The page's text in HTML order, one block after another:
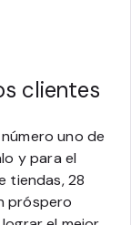
clientes
uno de
y para el
tiendas, 28
próspero